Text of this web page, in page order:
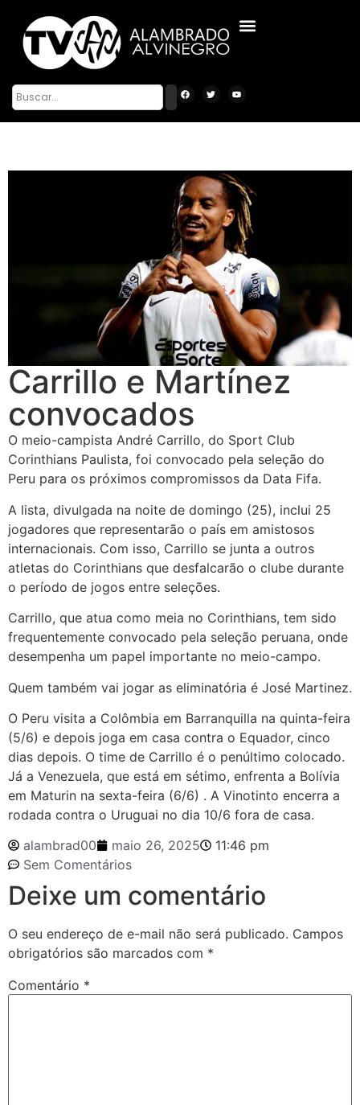
Carrillo e Martínez
convocados
O meio-campista André Carrillo, do Sport Club
Corinthians Paulista, foi convocado pela seleção do
Peru para os próximos compromissos da Data Fifa.
A lista, divulgada na noite de domingo (25), inclui 25
jogadores que representarão o país em amistosos
internacionais. Com isso, Carrillo se junta a outros
atletas do Corinthians que desfalcarão o clube durante
o período de jogos entre seleções.
Carrillo, que atua como meia no Corinthians, tem sido
frequentemente convocado pela seleção peruana, onde
desempenha um papel importante no meio-campo.
Quem também vai jogar as eliminatória é José Martinez.
O Peru visita a Colômbia em Barranquilla na quinta-feira
(5/6) e depois joga em casa contra o Equador, cinco
dias depois. O time de Carrillo é o penúltimo colocado.
Já a Venezuela, que está em sétimo, enfrenta a Bolívia
em Maturin na sexta-feira (6/6) . A Vinotinto encerra a
rodada contra o Uruguai no dia 10/6 fora de casa.
alambrad00
maio 26, 2025
11:46 pm
Sem Comentários
Deixe um comentário
O seu endereço de e-mail não será publicado. Campos
obrigatórios são marcados com *
Comentário *